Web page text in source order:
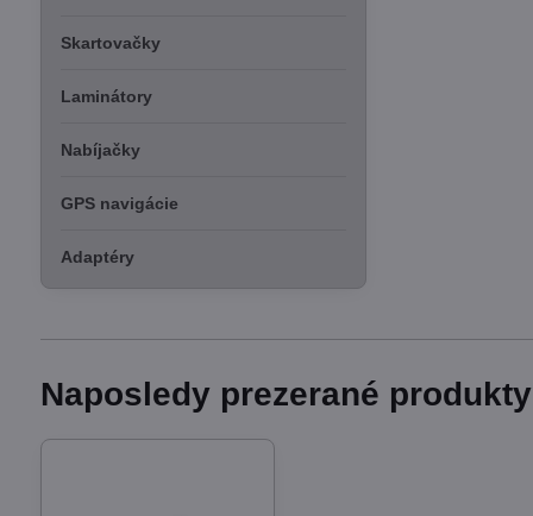
Skartovačky
Laminátory
Nabíjačky
GPS navigácie
Adaptéry
Naposledy prezerané produkty